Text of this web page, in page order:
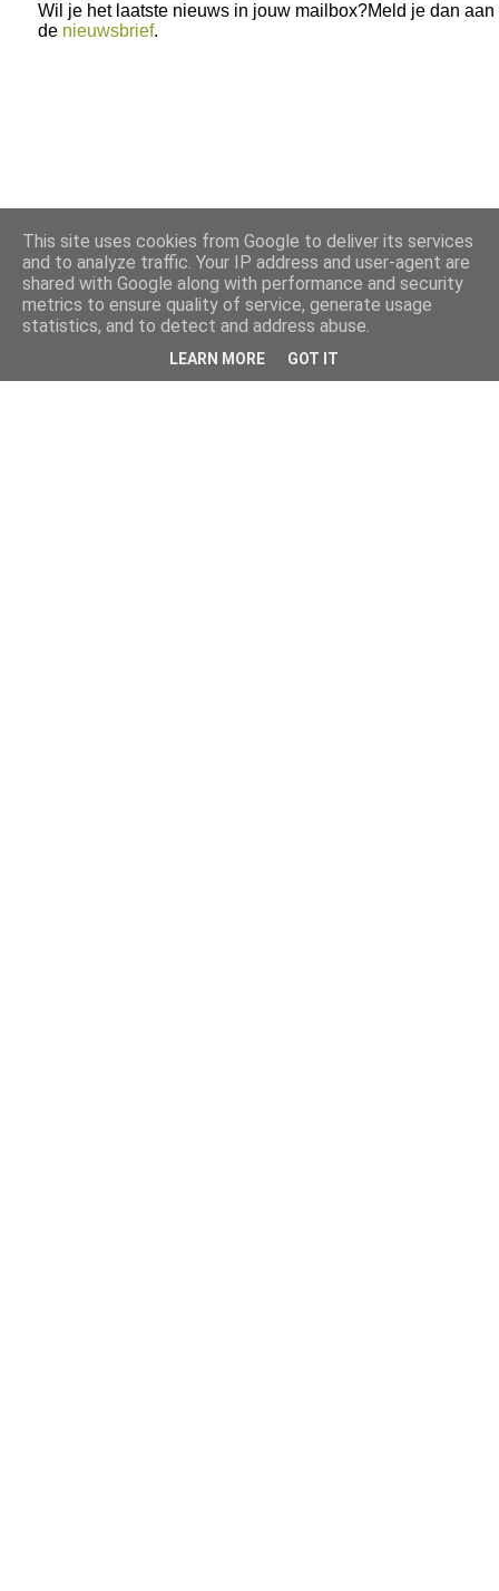
Wil je het laatste nieuws in jouw mailbox?Meld je dan aan
de nieuwsbrief.
This site uses cookies from Google to deliver its services
and to analyze traffic. Your IP address and user-agent are
shared with Google along with performance and security
metrics to ensure quality of service, generate usage
statistics, and to detect and address abuse.
LEARN MORE GOT IT